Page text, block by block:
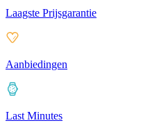
Laagste Prijsgarantie
Aanbiedingen
Last Minutes